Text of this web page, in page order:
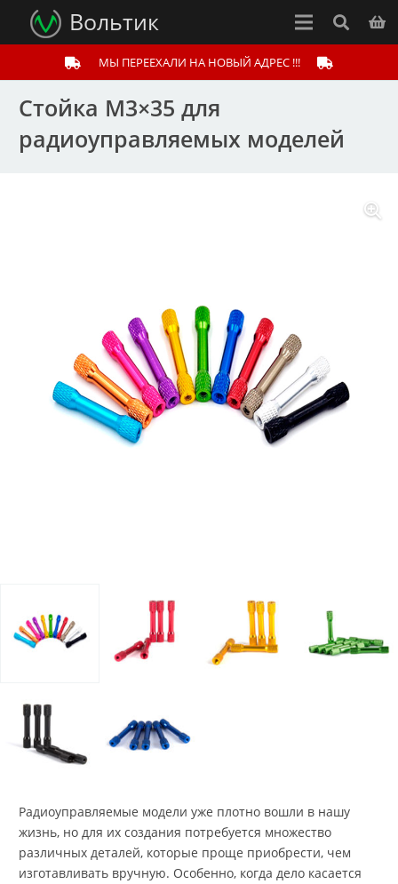
Вольтик
МЫ ПЕРЕЕХАЛИ НА НОВЫЙ АДРЕС !!!
Стойка М3×35 для
радиоуправляемых моделей
Радиоуправляемые модели уже плотно вошли в нашу
жизнь, но для их создания потребуется множество
различных деталей, которые проще приобрести, чем
изготавливать вручную. Особенно, когда дело касается